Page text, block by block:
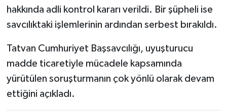
hakkında adli kontrol kararı verildi. Bir şüpheli ise
savcılıktaki işlemlerinin ardından serbest bırakıldı.
Tatvan Cumhuriyet Başsavcılığı, uyuşturucu
madde ticaretiyle mücadele kapsamında
yürütülen soruşturmanın çok yönlü olarak devam
ettiğini açıkladı.